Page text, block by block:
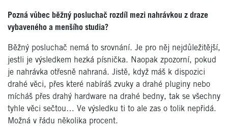
Pozná vůbec běžný posluchač rozdíl mezi nahrávkou z draze
vybaveného a menšího studia?
Běžný posluchač nemá to srovnání. Je pro něj nejdůležitější,
jestli je výsledkem hezká písnička. Naopak zpozorní, pokud
je nahrávka otřesně nahraná. Jistě, když máš k dispozici
drahé věci, přes které nabíráš zvuky a drahé pluginy nebo
mícháš přes drahý hardware na drahé bedny, tak se všechny
tyhle věci sečtou… Ve výsledku ti to ale zas o tolik nepřidá.
Možná v řádu několika procent.